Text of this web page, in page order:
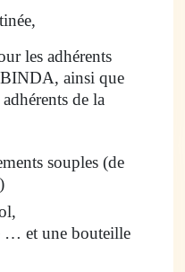
les adhérents
ainsi que
de la
souples (de
… et une bouteille